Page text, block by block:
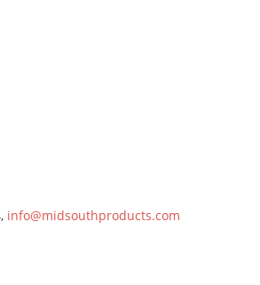
info@midsouthproducts.com